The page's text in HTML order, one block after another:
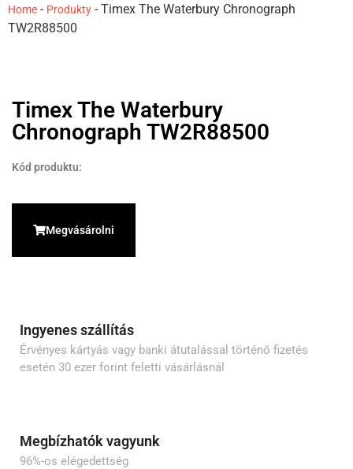
Home - Produkty - Timex The Waterbury Chronograph
TW2R88500
Timex The Waterbury
Chronograph TW2R88500
Kód produktu:
Megvásárolni
Ingyenes szállítás
Érvényes kártyás vagy banki átutalással történő fizetés
esetén 30 ezer forint feletti vásárlásnál
Megbízhatók vagyunk
96%-os elégedettség